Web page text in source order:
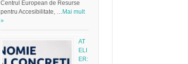
Centrul European de Resurse
pentru Accesibilitate, … Mai mult
»
AT
ELI
ER: